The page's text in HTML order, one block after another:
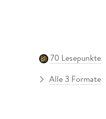
70 Lesepunkte
Alle 3 Formate